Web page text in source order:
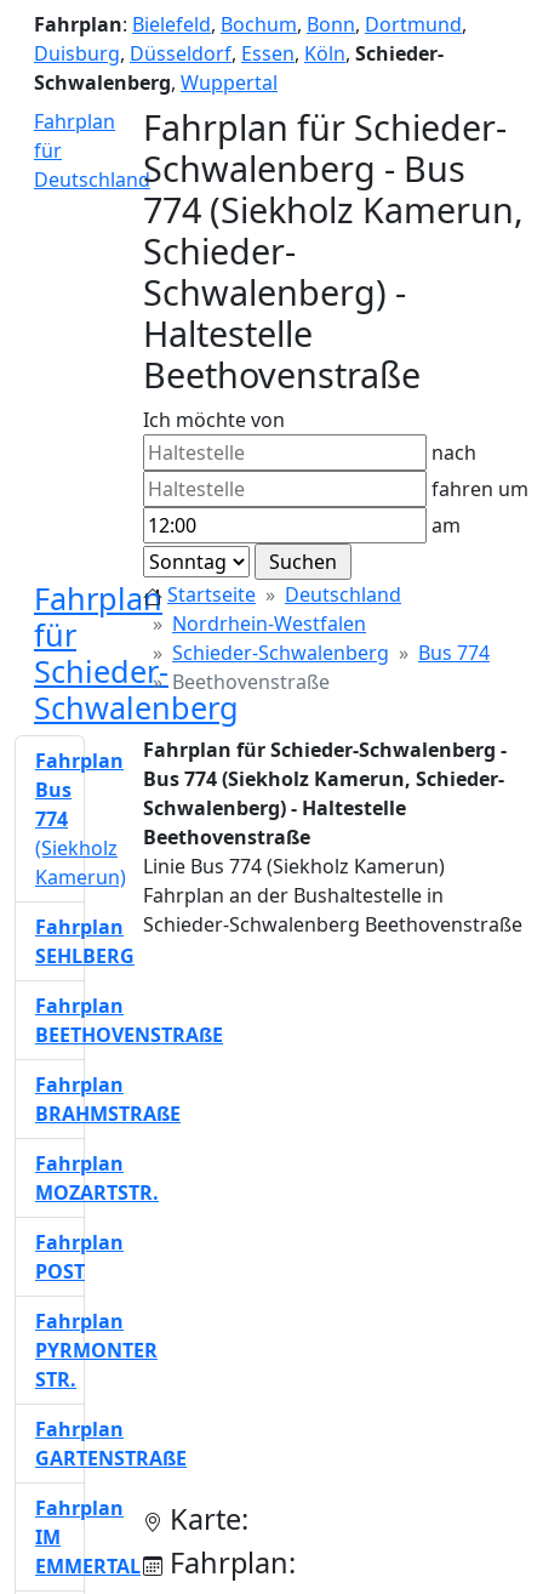
Fahrplan: Bielefeld, Bochum, Bonn, Dortmund,
Duisburg, Düsseldorf, Essen, Köln, Schieder-
Schwalenberg, Wuppertal
Fahrplan
für
Deutschland
Fahrplan für Schieder-
Schwalenberg - Bus
774 (Siekholz Kamerun,
Schieder-
Schwalenberg) -
Haltestelle
Beethovenstraße
Ich möchte von
nach
fahren um
am
Fahrplan
für
Schieder-
Schwalenberg
Startseite
Deutschland
Nordrhein-Westfalen
Schieder-Schwalenberg
Bus 774
Beethovenstraße
Fahrplan für Schieder-Schwalenberg -
Bus 774 (Siekholz Kamerun, Schieder-
Schwalenberg) - Haltestelle
Beethovenstraße
Linie Bus 774 (Siekholz Kamerun)
Fahrplan an der Bushaltestelle in
Schieder-Schwalenberg Beethovenstraße
Karte:
Fahrplan:
Fahrplan
Bus
774
(Siekholz
Kamerun)
Fahrplan
SEHLBERG
Fahrplan
BEETHOVENSTRAßE
Fahrplan
BRAHMSTRAßE
Fahrplan
MOZARTSTR.
Fahrplan
POST
Fahrplan
PYRMONTER
STR.
Fahrplan
GARTENSTRAßE
Fahrplan
IM
EMMERTAL